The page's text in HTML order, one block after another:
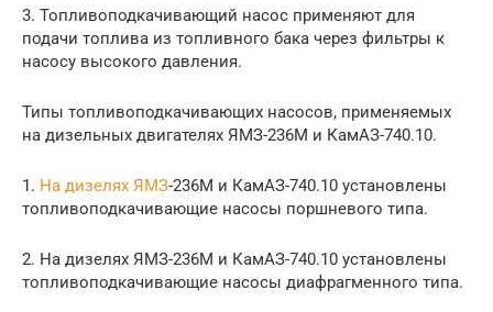
3. Топливоподкачивающий насос применяют для
подачи топлива из топливного бака через фильтры к
насосу высокого давления.
Типы топливоподкачивающих насосов, применяемых
на дизельных двигателях ЯМЗ-236М и КамАЗ-740.10.
1. На дизелях ЯМЗ-236М и КамАЗ-740.10 установлены
топливоподкачивающие насосы поршневого типа.
2. На дизелях ЯМЗ-236М и КамАЗ-740.10 установлены
топливоподкачивающие насосы диафрагменного типа.